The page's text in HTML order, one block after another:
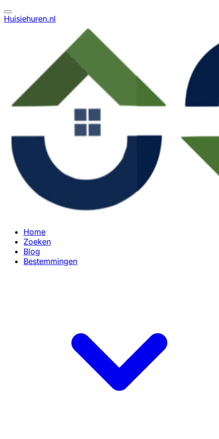
Huisjehuren.nl
Home
Zoeken
Blog
Bestemmingen